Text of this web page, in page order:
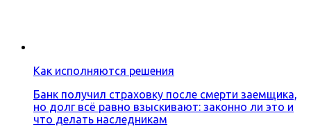
Как исполняются решения
Банк получил страховку после смерти заемщика,
но долг всё равно взыскивают: законно ли это и
что делать наследникам